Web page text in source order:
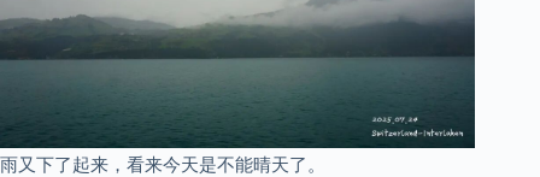
雨又下了起来，看来今天是不能晴天了。